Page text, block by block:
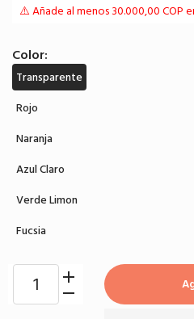
⚠️ Añade al menos 30.000,00 COP
Color:
Transparente
Rojo
Naranja
Azul Claro
Verde Limon
Fucsia